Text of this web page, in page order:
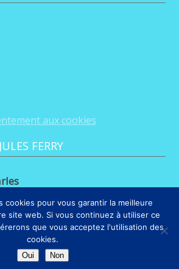
aux cookies
FERRY
cookies pour vous garantir la meilleure
site web. Si vous continuez à utiliser ce
que vous acceptez l'utilisation des
cookies.
Oui Non